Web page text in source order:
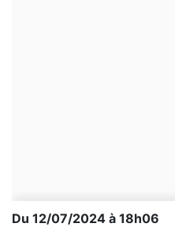
Du 12/07/2024 à 18h06